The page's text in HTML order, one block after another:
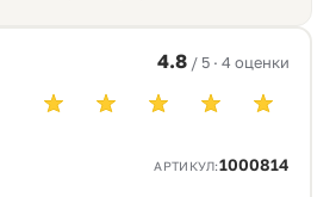
4.8 / 5 · 4 оценки
АРТИКУЛ:1000814